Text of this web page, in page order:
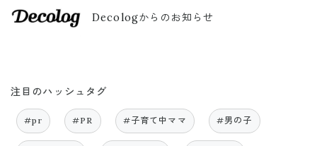
Decologからのお知らせ
注目のハッシュタグ
#pr #PR #子育て中ママ #男の子